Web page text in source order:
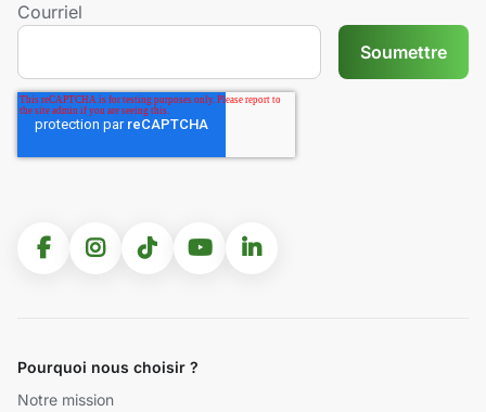
Courriel
Pourquoi nous choisir ?
Notre mission